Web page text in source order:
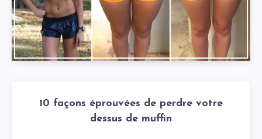
10 façons éprouvées de perdre votre
dessus de muffin